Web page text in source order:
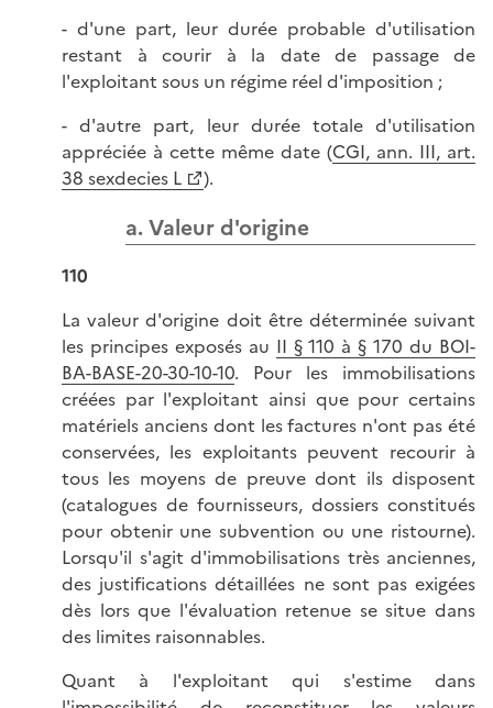
- d'une part, leur durée probable d'utilisation
restant à courir à la date de passage de
l'exploitant sous un régime réel d'imposition ;
- d'autre part, leur durée totale d'utilisation
appréciée à cette même date (CGI, ann. III, art.
38 sexdecies L
).
a. Valeur d'origine
110
La valeur d'origine doit être déterminée suivant
les principes exposés au II § 110 à § 170 du BOI-
BA-BASE-20-30-10-10. Pour les immobilisations
créées par l'exploitant ainsi que pour certains
matériels anciens dont les factures n'ont pas été
conservées, les exploitants peuvent recourir à
tous les moyens de preuve dont ils disposent
(catalogues de fournisseurs, dossiers constitués
pour obtenir une subvention ou une ristourne).
Lorsqu'il s'agit d'immobilisations très anciennes,
des justifications détaillées ne sont pas exigées
dès lors que l'évaluation retenue se situe dans
des limites raisonnables.
Quant à l'exploitant qui s'estime dans